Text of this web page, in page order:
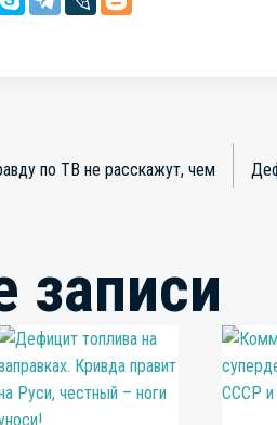
по ТВ не расскажут, чем
записи